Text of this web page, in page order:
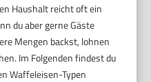
Haushalt reicht oft ein
du aber gerne Gäste
Mengen backst, lohnen
Im Folgenden findest du
Waffeleisen-Typen